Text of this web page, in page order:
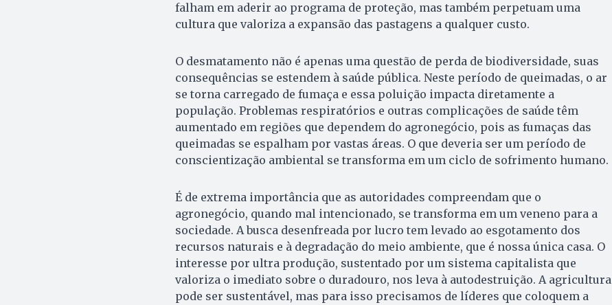
falham em aderir ao programa de proteção, mas também perpetuam uma
cultura que valoriza a expansão das pastagens a qualquer custo.
O desmatamento não é apenas uma questão de perda de biodiversidade, suas
consequências se estendem à saúde pública. Neste período de queimadas, o ar
se torna carregado de fumaça e essa poluição impacta diretamente a
população. Problemas respiratórios e outras complicações de saúde têm
aumentado em regiões que dependem do agronegócio, pois as fumaças das
queimadas se espalham por vastas áreas. O que deveria ser um período de
conscientização ambiental se transforma em um ciclo de sofrimento humano.
É de extrema importância que as autoridades compreendam que o
agronegócio, quando mal intencionado, se transforma em um veneno para a
sociedade. A busca desenfreada por lucro tem levado ao esgotamento dos
recursos naturais e à degradação do meio ambiente, que é nossa única casa. O
interesse por ultra produção, sustentado por um sistema capitalista que
valoriza o imediato sobre o duradouro, nos leva à autodestruição. A agricultura
pode ser sustentável, mas para isso precisamos de líderes que coloquem a